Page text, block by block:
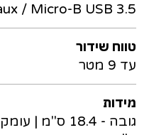
3.5 mm aux / Micro-B USB
טווח שידור
עד 9 מטר
מידות